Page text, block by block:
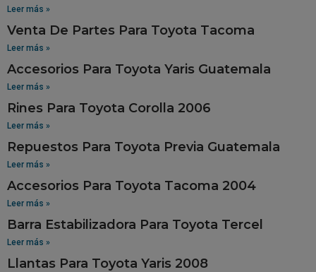
Leer más »
Venta De Partes Para Toyota Tacoma
Leer más »
Accesorios Para Toyota Yaris Guatemala
Leer más »
Rines Para Toyota Corolla 2006
Leer más »
Repuestos Para Toyota Previa Guatemala
Leer más »
Accesorios Para Toyota Tacoma 2004
Leer más »
Barra Estabilizadora Para Toyota Tercel
Leer más »
Llantas Para Toyota Yaris 2008